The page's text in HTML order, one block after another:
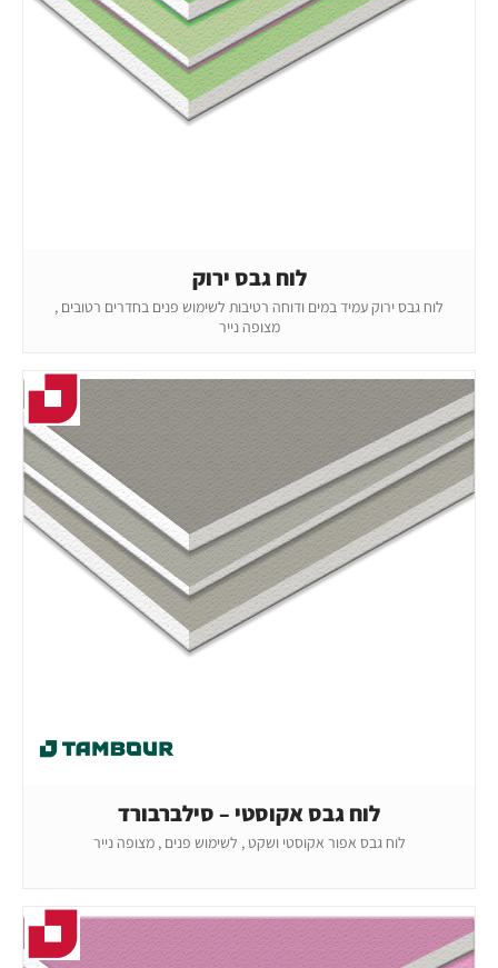
לוח גבס ירוק
לוח גבס ירוק עמיד במים ודוחה רטיבות לשימוש פנים בחדרים רטובים ,
מצופה נייר
לוח גבס אקוסטי – סילברבורד
לוח גבס אפור אקוסטי ושקט , לשימוש פנים , מצופה נייר